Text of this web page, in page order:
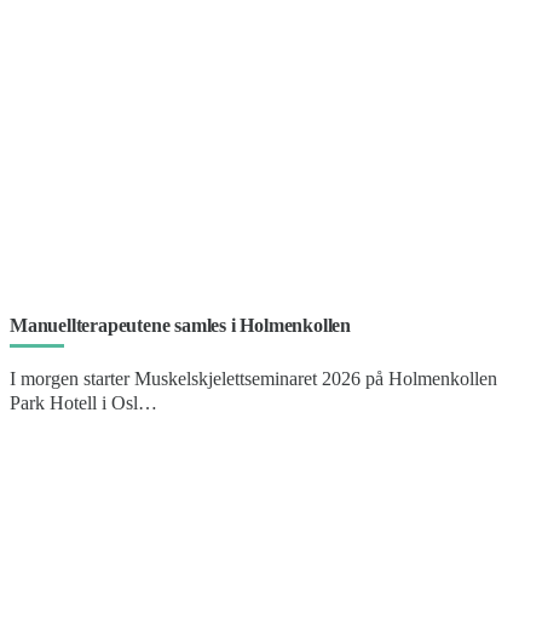
Manuellterapeutene samles i Holmenkollen
I morgen starter Muskelskjelettseminaret 2026 på Holmenkollen
Park Hotell i Osl…